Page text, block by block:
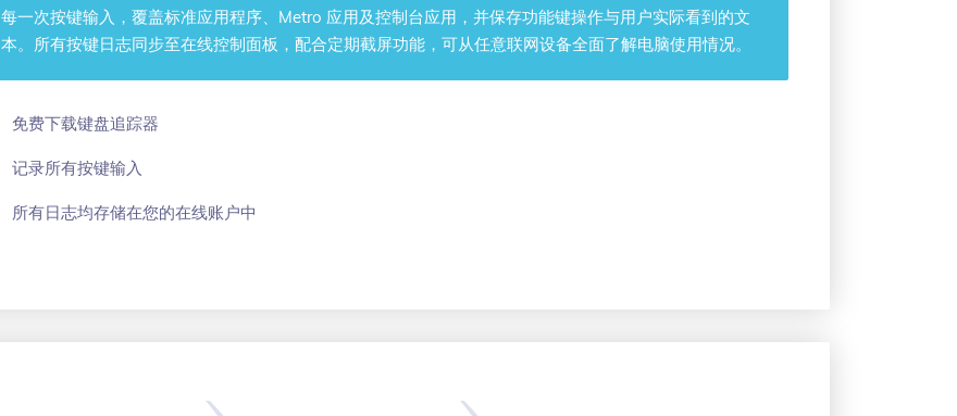
每一次按键输入，覆盖标准应用程序、Metro 应用及控制台应用，并保存功能键操作与用户实际看到的文
本。所有按键日志同步至在线控制面板，配合定期截屏功能，可从任意联网设备全面了解电脑使用情况。
免费下载键盘追踪器
记录所有按键输入
所有日志均存储在您的在线账户中